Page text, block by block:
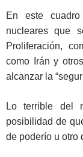
En este
nucleares que
Proliferación,
como Irán y
alcanzar la
Lo terrible del
posibilidad de
de poderío u otro